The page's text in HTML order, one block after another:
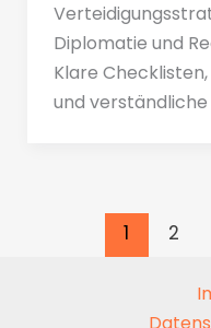
Diplomatie und
Klare
und
1 2